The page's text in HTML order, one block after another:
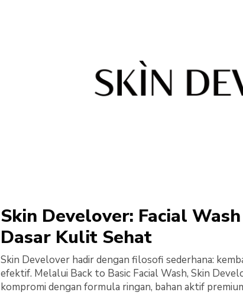
Skin Develover: Facial
Dasar Kulit Sehat
Skin Develover hadir dengan filosofi sederhana:
efektif. Melalui Back to Basic Facial Wash, Skin
kompromi dengan formula ringan, bahan aktif